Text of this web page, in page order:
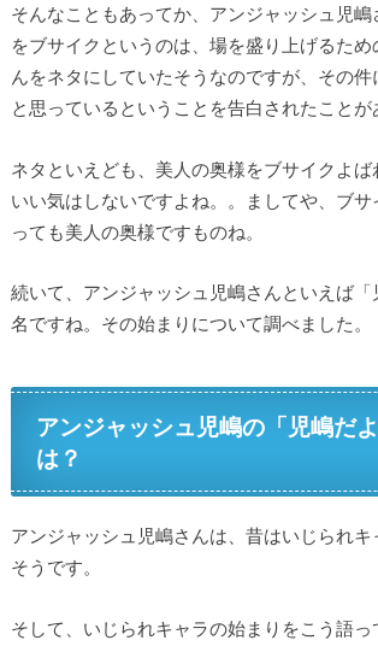
そんなこともあってか、アンジャッシュ児嶋
をブサイクというのは、場を盛り上げるため
んをネタにしていたそうなのですが、その
と思っているということを告白されたことが
ネタといえども、美人の奥様をブサイクよば
いい気はしないですよね。。ましてや、ブサ
っても美人の奥様ですものね。
続いて、アンジャッシュ児嶋さんといえば
名ですね。その始まりについて調べました。
アンジャッシュ児嶋の「児嶋だ
は？
アンジャッシュ児嶋さんは、昔はいじられキ
そうです。
そして、いじられキャラの始まりをこう語っ